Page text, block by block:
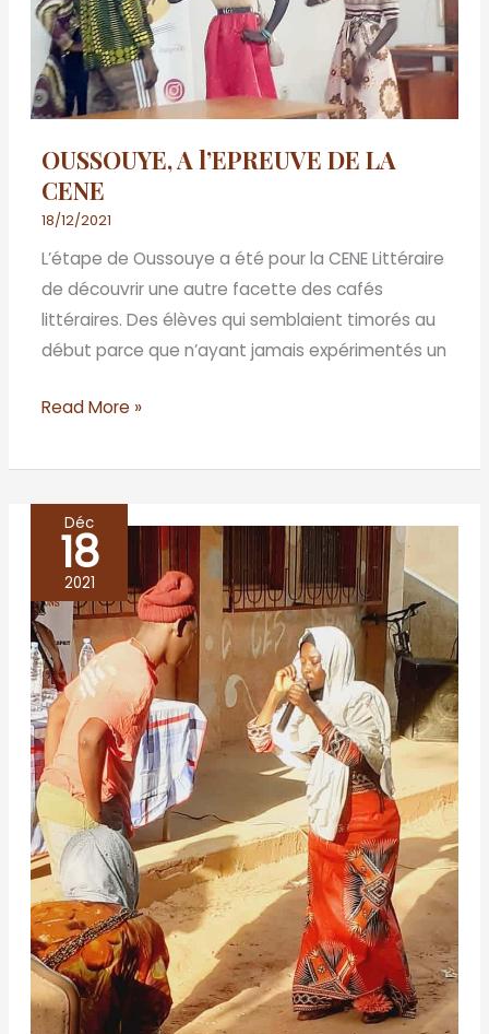
OUSSOUYE, A l’EPREUVE DE LA
CENE
18/12/2021
L’étape de Oussouye a été pour la CENE Littéraire
de découvrir une autre facette des cafés
littéraires. Des élèves qui semblaient timorés au
début parce que n’ayant jamais expérimentés un
Read More »
Déc
18
2021
BIGNONA,
Royaume
du
slam